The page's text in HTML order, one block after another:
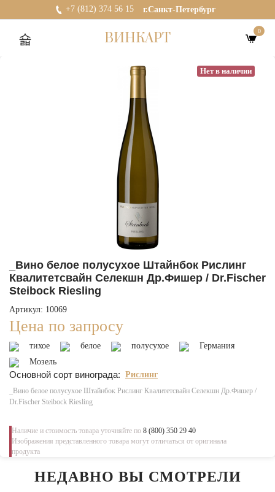
+7 (812) 374 56 15 г.Санкт-Петербург
ВИНКАРТ 0
Нет в наличии
_Вино белое полусухое Штайнбок Рислинг
Квалитетсвайн Селекшн Др.Фишер / Dr.Fischer
Steibock Riesling
Артикул: 10069
Цена по запросу
тихое белое полусухое
Германия
Мозель
Основной сорт винограда: Рислинг
_Вино белое полусухое Штайнбок Рислинг Квалитетсвайн Селекшн Др.Фишер /
Dr.Fischer Steibock Riesling
Наличие и стоимость товара уточняйте по 8 (800) 350 29 40
Изображения представленного товара могут отличаться от оригинала
продукта
НЕДАВНО ВЫ СМОТРЕЛИ